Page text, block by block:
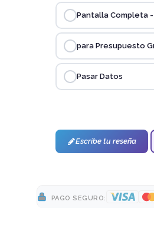
Pantalla Completa -
para Presupuesto
Pasar Datos
Escribe tu reseña
PAGO SEGURO: